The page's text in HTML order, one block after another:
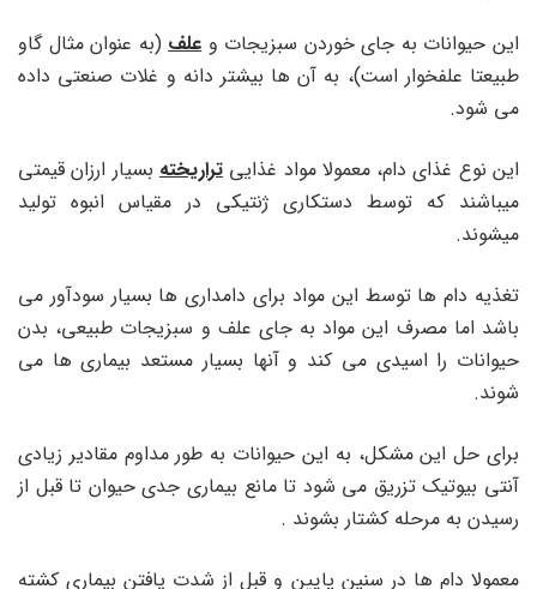
این حیوانات به جای خوردن سبزیجات وعلف (به عنوان مثال گاو
طبیعتا علفخوار است)، به آن ها بیشتر دانه و غلات صنعتی داده
می شود.
این نوع غذای دام، معمولا مواد غذاییتراریخته بسیار ارزان قیمتی
میباشند که توسط دستکاری ژنتیکی در مقیاس انبوه تولید
میشوند.
تغذیه دام ها توسط این مواد برای دامداری ها بسیار سودآور می
باشد اما مصرف این مواد به جای علف و سبزیجات طبیعی، بدن
حیوانات را اسیدی می کند و آنها بسیار مستعد بیماری ها می
شوند.
برای حل این مشکل، به این حیوانات به طور مداوم مقادیر زیادی
آنتی بیوتیک تزریق می شود تا مانع بیماری جدی حیوان تا قبل از
رسیدن به مرحله کشتار بشوند .
معمولا دام ها در سنین پایین و قبل از شدت یافتن بیماری کشته